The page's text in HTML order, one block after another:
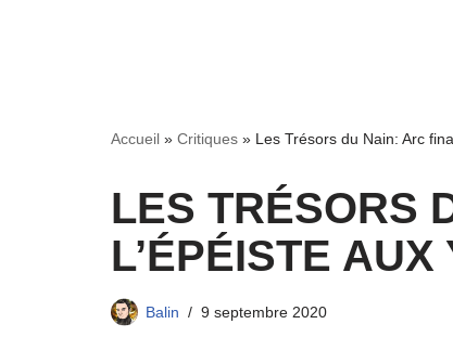
Accueil » Critiques » Les Trésors du Nain: Arc
LES TRÉSORS
L’ÉPÉISTE
Balin 9 septembre 2020